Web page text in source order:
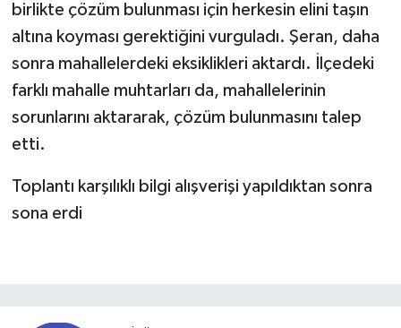
birlikte çözüm bulunması için herkesin elini taşın
altına koyması gerektiğini vurguladı. Şeran, daha
sonra mahallelerdeki eksiklikleri aktardı. İlçedeki
farklı mahalle muhtarları da, mahallelerinin
sorunlarını aktararak, çözüm bulunmasını talep
etti.
Toplantı karşılıklı bilgi alışverişi yapıldıktan sonra
sona erdi